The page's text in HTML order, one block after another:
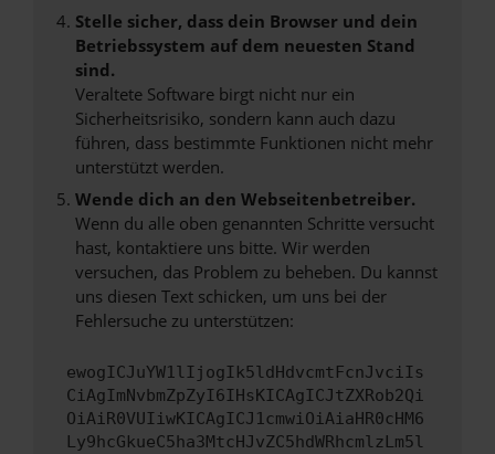
Stelle sicher, dass dein Browser und dein
Betriebssystem auf dem neuesten Stand
sind.
Veraltete Software birgt nicht nur ein
Sicherheitsrisiko, sondern kann auch dazu
führen, dass bestimmte Funktionen nicht mehr
unterstützt werden.
Wende dich an den Webseitenbetreiber.
Wenn du alle oben genannten Schritte versucht
hast, kontaktiere uns bitte. Wir werden
versuchen, das Problem zu beheben. Du kannst
uns diesen Text schicken, um uns bei der
Fehlersuche zu unterstützen:
ewogICJuYW1lIjogIk5ldHdvcmtFcnJvciIs
CiAgImNvbmZpZyI6IHsKICAgICJtZXRob2Qi
OiAiR0VUIiwKICAgICJ1cmwiOiAiaHR0cHM6
Ly9hcGkueC5ha3MtcHJvZC5hdWRhcmlzLm5l